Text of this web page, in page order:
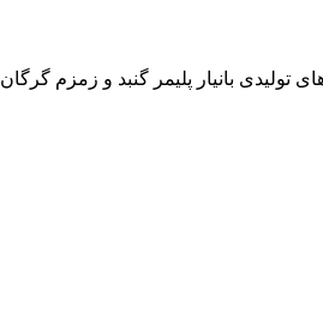
تولیدی بانیار پلیمر گنبد و زمزم گرگان